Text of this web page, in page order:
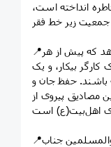
انداخته است،
📍مجمع مدرسین، از همه مسئولان می‌خواهد که پیش از هر
بیکار، و یک
حفظ جان و
مصادیق پیروی از
📍در این میان، موضع اخیر حجت الاسلام والمسلمین جناب